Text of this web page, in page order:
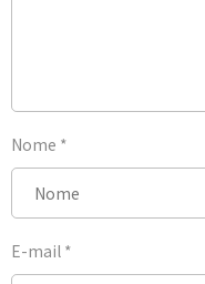
Nome *
E-mail *